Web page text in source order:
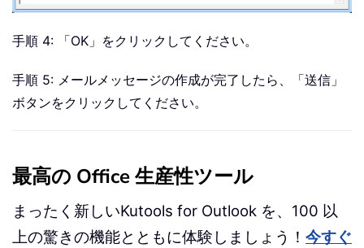
手順 4: 「OK」をクリックしてください。
手順 5: メールメッセージの作成が完了したら、「送信」
ボタンをクリックしてください。
最高の Office 生産性ツール
まったく新しいKutools for Outlook を、100 以
上の驚きの機能とともに体験しましょう！ 今すぐ